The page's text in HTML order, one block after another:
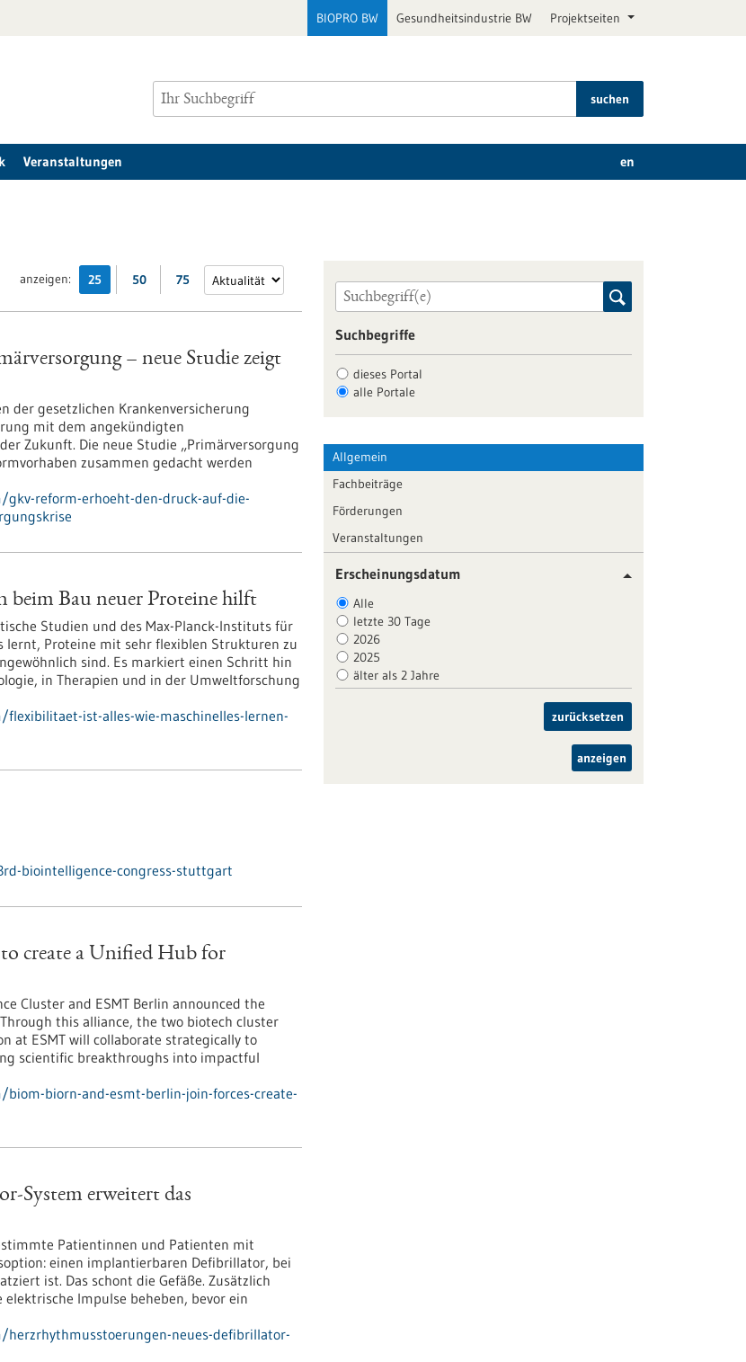
BIOPRO BW Gesundheitsindustrie BW Projektseiten
suchen
Veranstaltungen en
anzeigen: 25 50 75
– neue Studie zeigt
der gesetzlichen Krankenversicherung
mit dem angekündigten
Zukunft. Die neue Studie „Primärversorgung
zusammen gedacht werden
reform-erhoeht-den-druck-auf-die-
beim Bau neuer Proteine hilft
Studien und des Max-Planck-Instituts für
lernt, Proteine mit sehr flexiblen Strukturen zu
sind. Es markiert einen Schritt hin
in Therapien und in der Umweltforschung
ist-alles-wie-maschinelles-lernen-
biointelligence-congress-stuttgart
create a Unified Hub for
Cluster and ESMT Berlin announced the
this alliance, the two biotech cluster
at ESMT will collaborate strategically to
scientific breakthroughs into impactful
biorn-and-esmt-berlin-join-forces-create-
System erweitert das
Patientinnen und Patienten mit
einen implantierbaren Defibrillator, bei
ist. Das schont die Gefäße. Zusätzlich
Impulse beheben, bevor ein
neues-defibrillator-
Suchbegriffe
dieses Portal
alle Portale
Allgemein
Fachbeiträge
Förderungen
Veranstaltungen
Erscheinungsdatum
Alle
letzte 30 Tage
2026
2025
älter als 2 Jahre
zurücksetzen
anzeigen